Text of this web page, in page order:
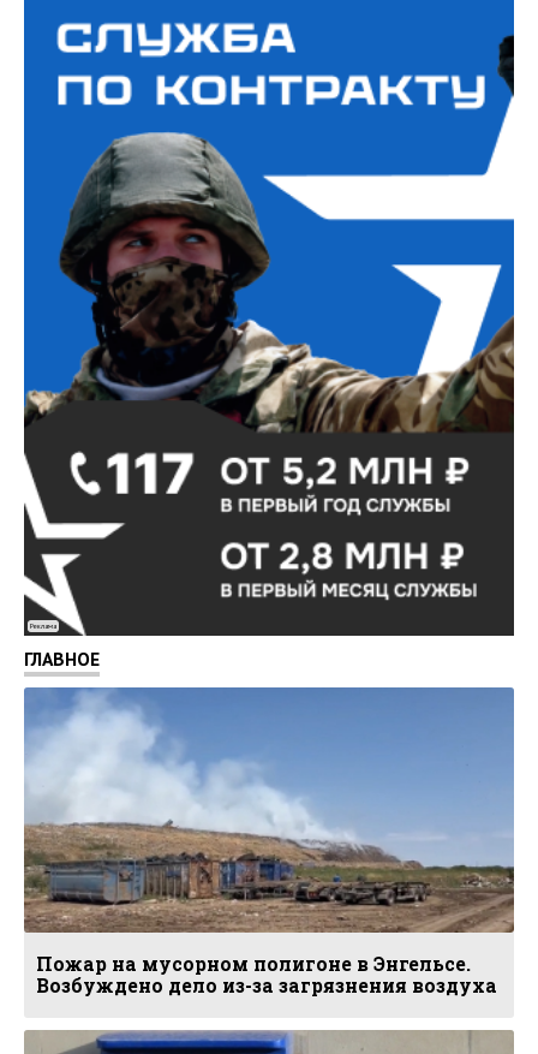
Реклама
ГЛАВНОЕ
Пожар на мусорном полигоне в Энгельсе.
Возбуждено дело из-за загрязнения воздуха